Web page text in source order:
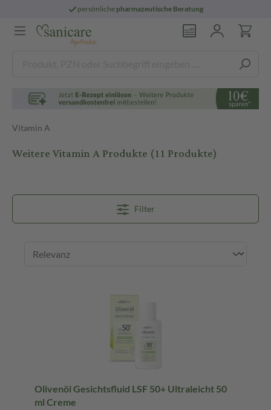
persönliche pharmazeutische Beratung
Vitamin A
Weitere Vitamin A Produkte (11 Produkte)
Filter
Olivenöl Gesichtsfluid LSF 50+ Ultraleicht 50
ml Creme